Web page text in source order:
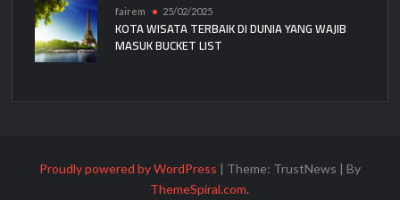
fairem 25/02/2025
KOTA WISATA TERBAIK DI DUNIA YANG WAJIB
MASUK BUCKET LIST
Proudly powered by WordPress | Theme: TrustNews | By
ThemeSpiral.com.